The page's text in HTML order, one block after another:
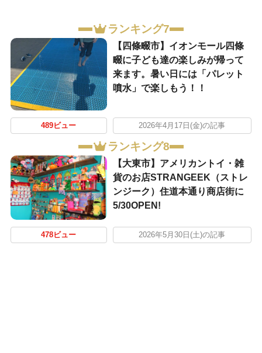
ランキング7
【四條畷市】イオンモール四條
畷に子ども達の楽しみが帰って
来ます。暑い日には「パレット
噴水」で楽しもう！！
489ビュー 2026年4月17日(金)の記事
ランキング8
【大東市】アメリカントイ・雑
貨のお店STRANGEEK（ストレ
ンジーク）住道本通り商店街に
5/30OPEN!
478ビュー 2026年5月30日(土)の記事